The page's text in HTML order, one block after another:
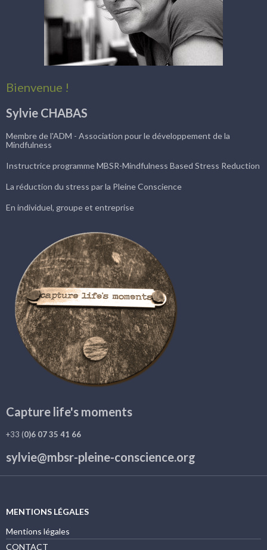
Bienvenue !
Sylvie CHABAS
Membre de l'ADM - Association pour le développement de la
Mindfulness
Instructrice programme MBSR-Mindfulness Based Stress Reduction
La réduction du stress par la Pleine Conscience
En individuel, groupe et entreprise
Capture life's moments
+33 (0)6 07 35 41 66
sylvie@mbsr-pleine-conscience.org
MENTIONS LÉGALES
Mentions légales
CONTACT